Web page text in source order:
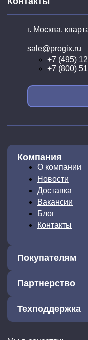
г. Москва,
sale@progix.ru
+7 (495)
+7 (800)
Компания
О компании
Новости
Доставка
Вакансии
Блог
Контакты
Покупателям
Партнерство
Техподдержка